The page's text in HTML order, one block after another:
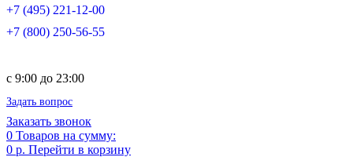
+7 (495) 221-12-00
+7 (800) 250-56-55
c 9:00 до 23:00
Задать вопрос
Заказать звонок
0 Товаров на сумму:
0 р. Перейти в корзину